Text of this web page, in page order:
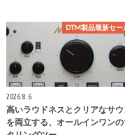
DTM製品最新セー
2026.8.6
高いラウドネスとクリアなサウ
を両立する、オールインワンの